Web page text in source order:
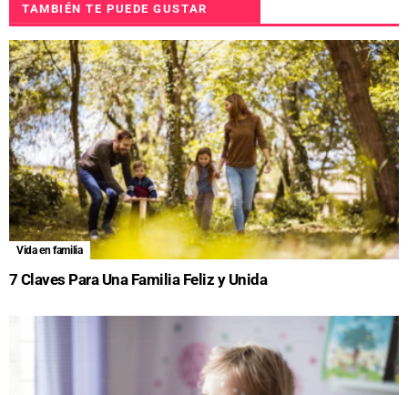
TAMBIÉN TE PUEDE GUSTAR
Vida en familia
7 Claves Para Una Familia Feliz y Unida